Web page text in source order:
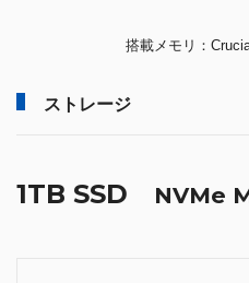
搭載メモリ：
ストレージ
1TB SSD NVMe